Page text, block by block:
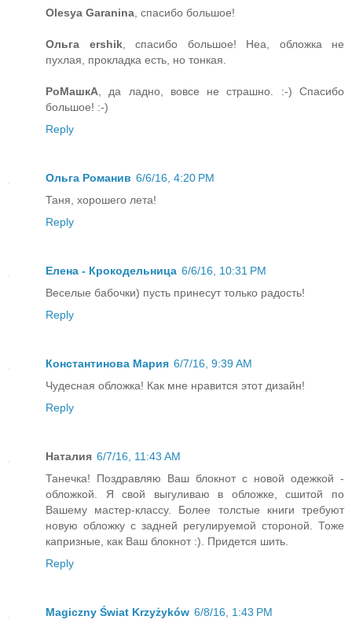
Olesya Garanina , спасибо большое!
Ольга ershik, спасибо большое! Неа, обложка не
пухлая, прокладка есть, но тонкая.
РоМашкА , да ладно, вовсе не страшно. :-) Спасибо
большое! :-)
Reply
Ольга Романив 6/6/16, 4:20 PM
Таня, хорошего лета!
Reply
Елена - Крокодельница 6/6/16, 10:31 PM
Веселые бабочки) пусть принесут только радость!
Reply
Константинова Мария 6/7/16, 9:39 AM
Чудесная обложка! Как мне нравится этот дизайн!
Reply
Наталия 6/7/16, 11:43 AM
Танечка! Поздравляю Ваш блокнот с новой одежкой -
обложкой. Я свой выгуливаю в обложке, сшитой по
Вашему мастер-классу. Более толстые книги требуют
новую обложку с задней регулируемой стороной. Тоже
капризные, как Ваш блокнот :). Придется шить.
Reply
Magiczny Świat Krzyżyków 6/8/16, 1:43 PM